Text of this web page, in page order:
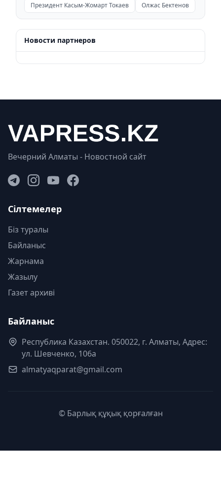
Президент Касым-Жомарт Токаев
Олжас Бектенов
Новости партнеров
Вечерний Алматы - Новостной сайт
Сілтемелер
Біз туралы
Байланыс
Жарнама
Жазылу
Газет архиві
Байланыс
Республика Казахстан. 050022, г. Алматы, Адрес:
ул. Шевченко, 106а
almatyaqparat@gmail.com
© Барлық құқық қорғалған